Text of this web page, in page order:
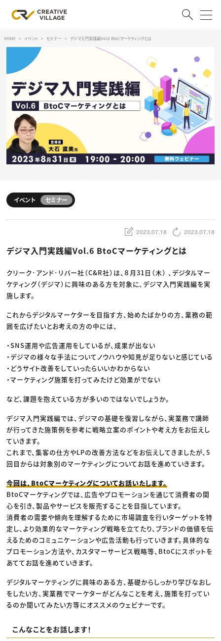
会員登録
RECRUIT
クリエイター求人を探す
CREATIVE JOB求人検索
特集求人
採用説明会
転職支援サービス
CONTENTS
スキルアップしたい！ トップ
デザイン
動画配信・映像制作
ディレクション
業界解説・キャリア事情
TOP Creator’s コラム
ゲームクリエイター
映像クリエイター
クリエイターインタビュー
C＆R Magazine
ニュース・トレンド
ニュース・トレンド トップ
Web
映像
ゲーム・エンタメ
出版
CREATIVE VILLAGEからのお知らせ
プロフェッショナル×つながる×メディア
HOME イベント セミナー デジマ入門実践編Vol.6 BtoCマーケティングとは
イベント セミナー
2023.07.18 2023.07.18
デジマ入門実践編Vol.6 BtoCマーケティングとは
クリーク･アンド･リバー社（C&R社）は、８月31日（木） 、デジタルマー
ケティング（デジマ）に興味のある方を対象に、デジマ入門実践編を実
施します。
これからデジタルマーケターを目指す方、始めたばかりの方、業務の範
囲を広げたいとお考えの方の中には、
・SNS運用や広告運用をしているが、成果が出ない
・デジマの様々な手法についてノウハウや知見が足りないと感じている
・どうサイト改善をしていったらいいかわからない
・マーケティング施策を打ってみたけど効果がでない
など、課題を抱えている方が多いのではないでしょうか。
デジマ入門実践編では、デジマの基礎を復習しながら、実業務で講師
が行ってきた施策例を参考に戦略立案のポイントや考え方をお伝えし
ていきます。
これまで、集客の仕方やLPの改善方法などをお伝えしてきましたが、5
回目からは対象別のマーケティングについてお話を進めていきます。
今回は、BtoCマーケティングについてお話いたします。
BtoCマーケティングでは、広告やプロモーションを通じて消費者の関
心を引き、製品やサービスを販売することを目指しています。
消費者の需要や傾向を理解するために市場調査を行いターゲットを特
定し、より効果的なマーケティング戦略を立てたり、ブランドの価値を伝
えるためのコミュニケーションや広告活動も行っていきます。具体的な
プロモーション方法や、カスタマーサービス戦略等、BtoCにスポットを
あててお話を進めていきます。
デジタルマーケティングに興味のある方、基礎からしっかり学びなおし
をしたい方、実業務でマーケターがどんなことを考え、施策を打ってい
るのか聞いてみたい方等にオススメのウェビナーです。
こんなことをお話します！